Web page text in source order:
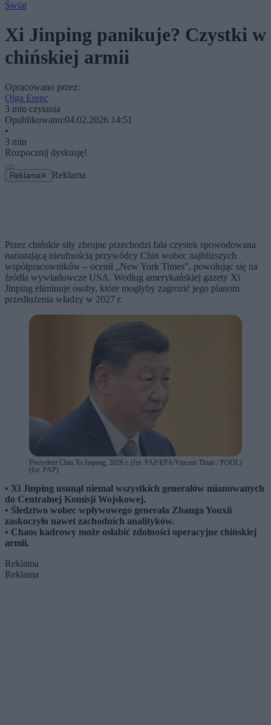
Świat
Xi Jinping panikuje? Czystki w
chińskiej armii
Opracowano przez:
Olga Erenc
3 min czytania
Opublikowano:04.02.2026 14:51
•
3 min
Rozpocznij dyskusję!
Reklama ✕ Reklama
Przez chińskie siły zbrojne przechodzi fala czystek spowodowana
narastającą nieufnością przywódcy Chin wobec najbliższych
współpracowników – ocenił „New York Times”, powołując się na
źródła wywiadowcze USA. Według amerykańskiej gazety Xi
Jinping eliminuje osoby, które mogłyby zagrozić jego planom
przedłużenia władzy w 2027 r.
Prezydent Chin Xi Jinping, 2026 r. (fot. PAP/EPA/Vincent Thian / POOL)
(fot. PAP)
• Xi Jinping usunął niemal wszystkich generałów mianowanych
do Centralnej Komisji Wojskowej.
• Śledztwo wobec wpływowego generała Zhanga Youxii
zaskoczyło nawet zachodnich analityków.
• Chaos kadrowy może osłabić zdolności operacyjne chińskiej
armii.
Reklama
Reklama